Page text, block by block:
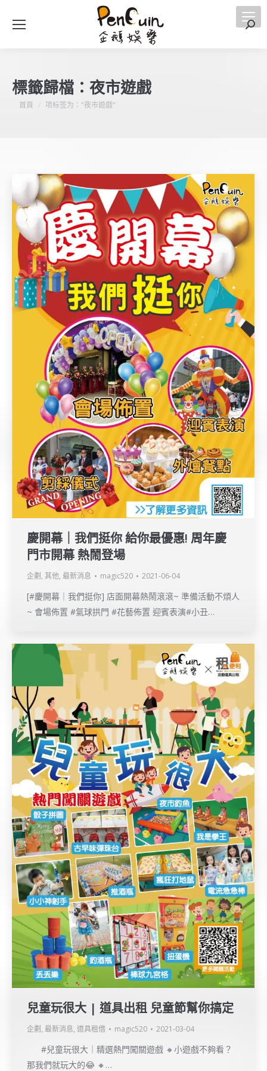
搜
標籤歸檔： 夜市遊戲
您在這裡：
首頁 项标签为："夜市遊戲"
慶開幕｜我們挺你 給你最優惠! 周年慶
門市開幕 熱鬧登場
企劃 , 其他, 最新消息 magic520 2021-06-04
[#慶開幕｜我們挺你] 店面開幕熱鬧滾滾~ 準備活動不煩人
~ 會場佈置 #氣球拱門 #花藝佈置 迎賓表演#小丑…
兒童玩很大 | 道具出租 兒童節幫你搞定
企劃 , 最新消息, 道具租借 magic520 2021-03-04
#兒童玩很大｜精選熱門闖關遊戲 🔸小遊戲不夠看？
那我們就玩大的😂 🔸…